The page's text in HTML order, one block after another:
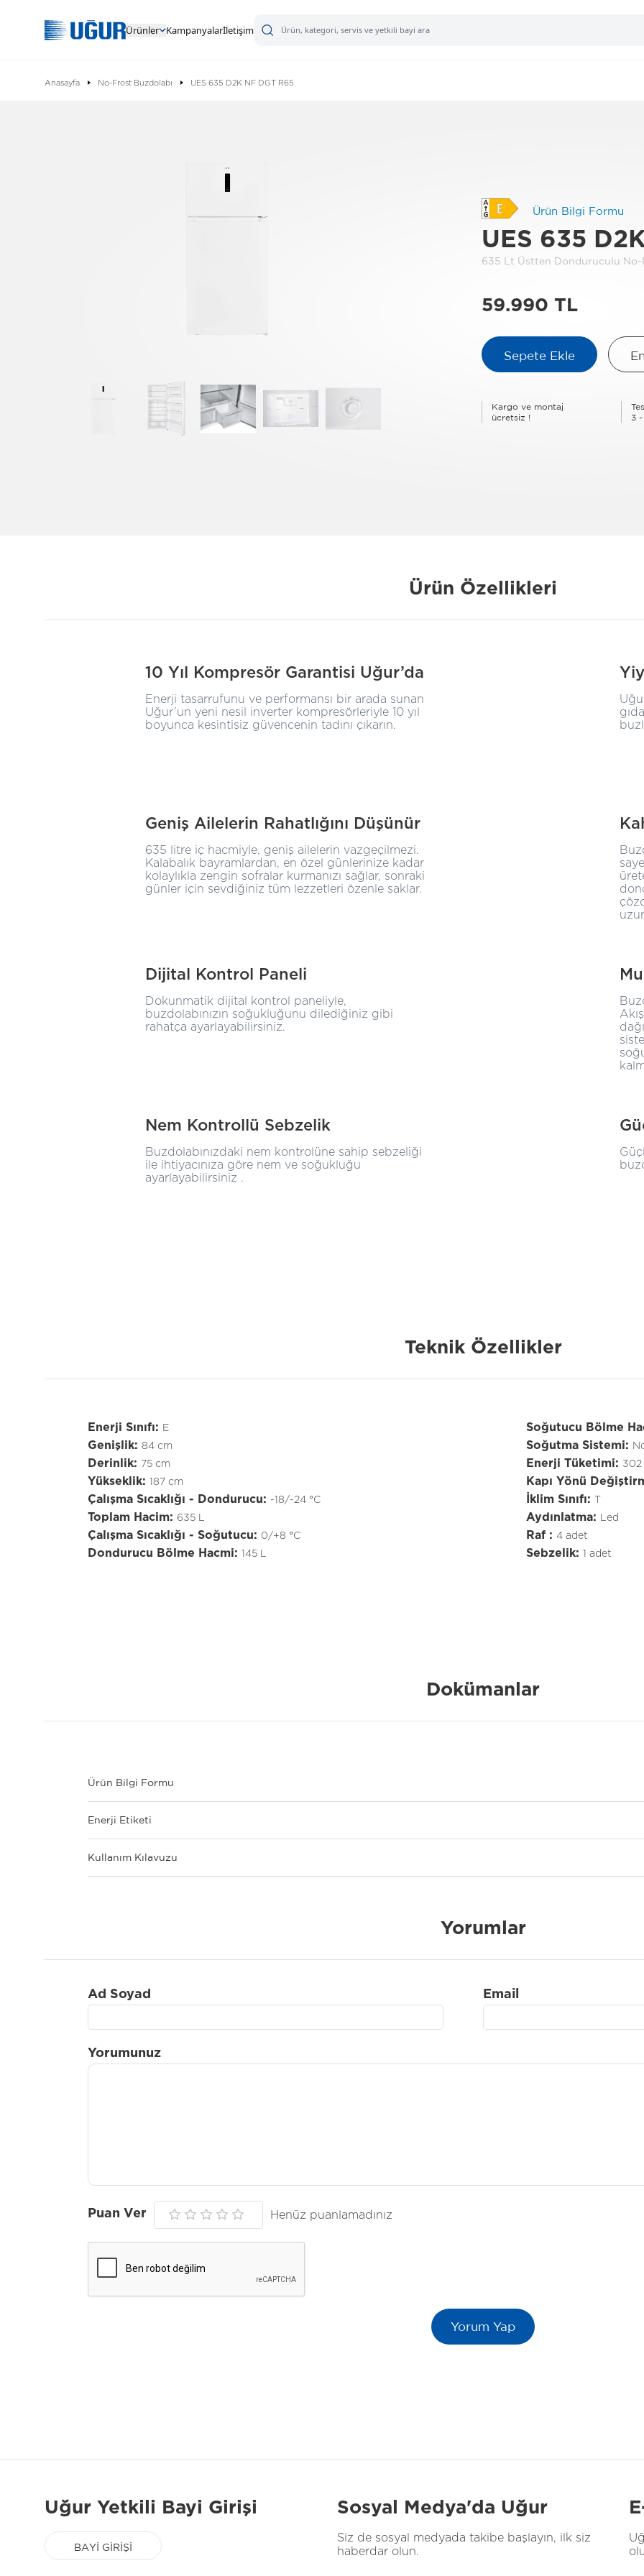
Ürünler Kampanyalarİletişim
Anasayfa No-Frost Buzdolabı UES 635 D2K NF DGT R65
Ürün Bilgi Formu
UES 635
635 Lt Üstten Donduruculu No-
59.990 TL
Sepete Ekle
Kargo ve montaj
ücretsiz !
3 -
Ürün Özellikleri
10 Yıl Kompresör Garantisi Uğur’da
Enerji tasarrufunu ve performansı bir arada sunan
Uğur’un yeni nesil inverter kompresörleriyle 10 yıl
boyunca kesintisiz güvencenin tadını çıkarın.
Geniş Ailelerin Rahatlığını Düşünür
635 litre iç hacmiyle, geniş ailelerin vazgeçilmezi.
Kalabalık bayramlardan, en özel günlerinize kadar
kolaylıkla zengin sofralar kurmanızı sağlar, sonraki
günler için sevdiğiniz tüm lezzetleri özenle saklar.
Dijital Kontrol Paneli
Dokunmatik dijital kontrol paneliyle,
buzdolabınızın soğukluğunu dilediğiniz gibi
rahatça ayarlayabilirsiniz.
Nem Kontrollü Sebzelik
Buzdolabınızdaki nem kontrolüne sahip sebzeliği
ile ihtiyacınıza göre nem ve soğukluğu
ayarlayabilirsiniz .
Teknik Özellikler
Enerji Sınıfı: E
Genişlik: 84 cm
Derinlik: 75 cm
Yükseklik: 187 cm
Çalışma Sıcaklığı - Dondurucu: -18/-24 °C
Toplam Hacim: 635 L
Çalışma Sıcaklığı - Soğutucu: 0/+8 °C
Dondurucu Bölme Hacmi: 145 L
Soğutucu Bölme
Soğutma Sistemi:
Enerji Tüketimi: 302
Kapı Yönü
İklim Sınıfı:
Aydınlatma: Led
Raf : 4 adet
Sebzelik: 1 adet
Dokümanlar
Ürün Bilgi Formu
Enerji Etiketi
Kullanım Kılavuzu
Yorumlar
Ad Soyad Email
Yorumunuz
Puan Ver Henüz puanlamadınız
Uğur Yetkili Bayi Girişi
BAYİ GİRİŞİ
Sosyal Medya'da Uğur
Siz de sosyal medyada takibe başlayın, ilk siz
haberdar olun.